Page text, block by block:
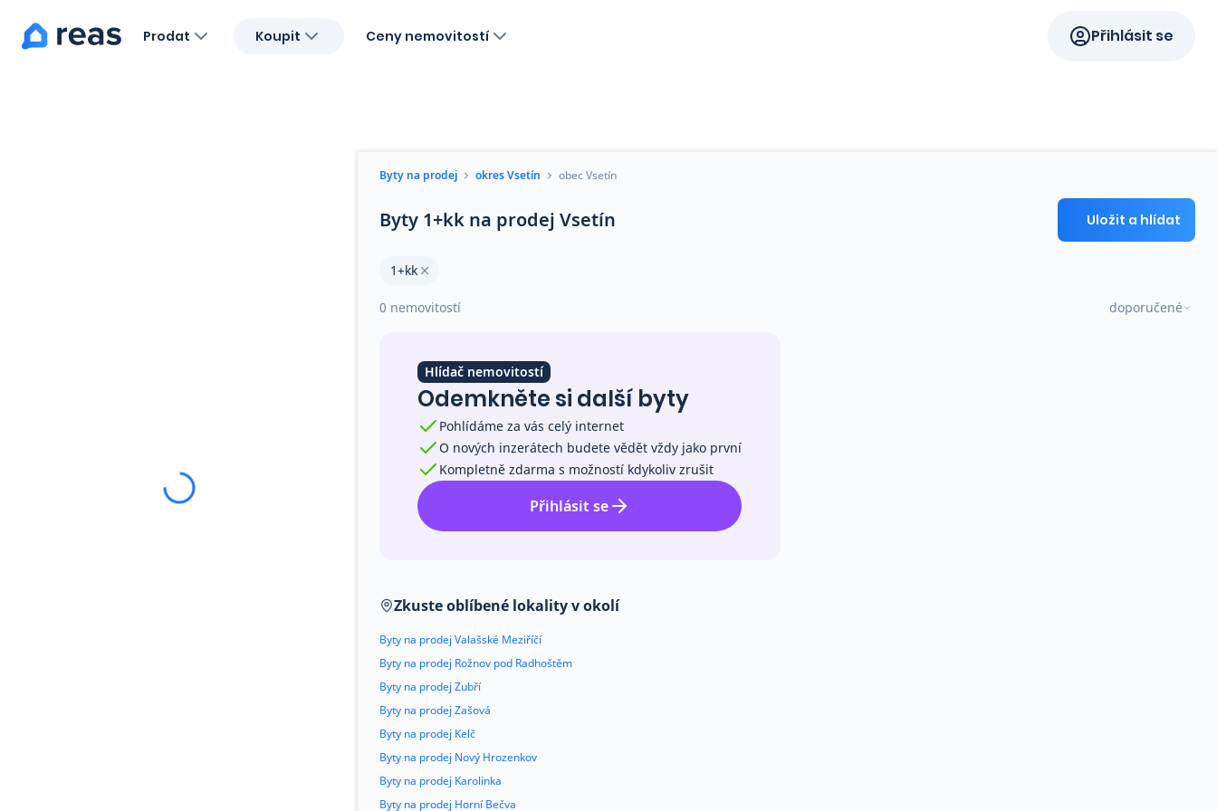
Prodat Koupit Ceny nemovitostí Přihlásit se
Byty na prodej okres Vsetín obec Vsetín
Byty 1+kk na prodej Vsetín Uložit a hlídat
1+kk
0 nemovitostí doporučené
Hlídač nemovitostí
Odemkněte si další byty
Pohlídáme za vás celý internet
O nových inzerátech budete vědět vždy jako první
Kompletně zdarma s možností kdykoliv zrušit
Přihlásit se
Zkuste oblíbené lokality v okolí
Byty na prodej Valašské Meziříčí
Byty na prodej Rožnov pod Radhoštěm
Byty na prodej Zubří
Byty na prodej Zašová
Byty na prodej Kelč
Byty na prodej Nový Hrozenkov
Byty na prodej Karolinka
Byty na prodej Horní Bečva